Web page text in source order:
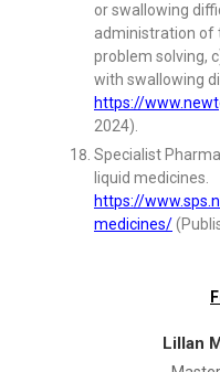
or swallowing
administration of
problem solving,
with swallowing
https://
2024).
Specialist
liquid medicines.
https://
medicines/
Lillan